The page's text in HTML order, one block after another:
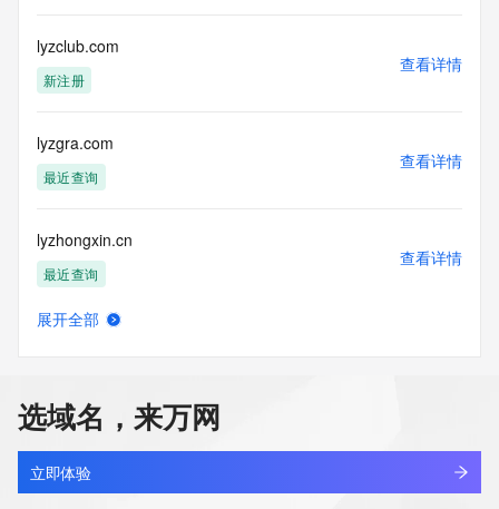
lyzclub.com
新注册
查看详情
lyzgra.com
最近查询
查看详情
lyzhongxin.cn
最近查询
查看详情
lyzka.club
最近查询
查看详情
展开全部
选域名，来万网
立即体验